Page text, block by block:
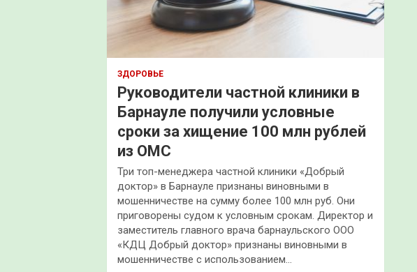
ЗДОРОВЬЕ
Руководители частной клиники в
Барнауле получили условные
сроки за хищение 100 млн рублей
из ОМС
Три топ-менеджера частной клиники «Добрый
доктор» в Барнауле признаны виновными в
мошенничестве на сумму более 100 млн руб. Они
приговорены судом к условным срокам. Директор и
заместитель главного врача барнаульского ООО
«КДЦ Добрый доктор» признаны виновными в
мошенничестве с использованием…